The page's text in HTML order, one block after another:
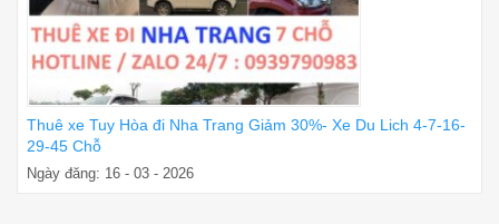
Thuê xe Tuy Hòa đi Nha Trang Giảm 30%- Xe Du Lich 4-7-16-
29-45 Chỗ
Ngày đăng: 16 - 03 - 2026